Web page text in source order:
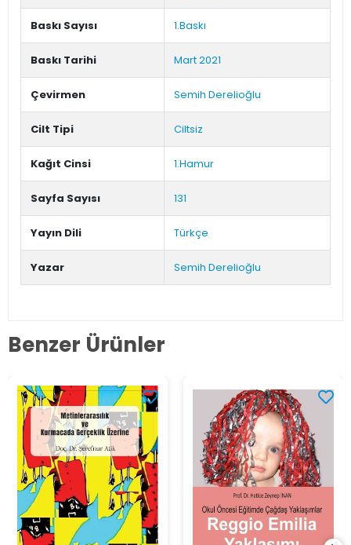
Baskı Sayısı 1.Baskı
Baskı Tarihi Mart 2021
Çevirmen Semih Derelioğlu
Cilt Tipi Ciltsiz
Kağıt Cinsi 1.Hamur
Sayfa Sayısı 131
Yayın Dili Türkçe
Yazar Semih Derelioğlu
Benzer Ürünler